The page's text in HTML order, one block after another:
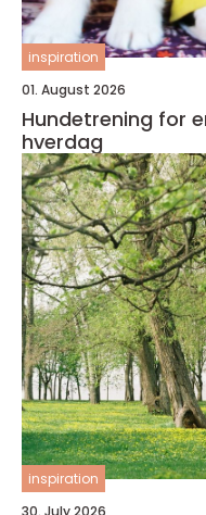
inspiration
01. August 2026
Hundetrening for
hverdag
inspiration
30. July 2026